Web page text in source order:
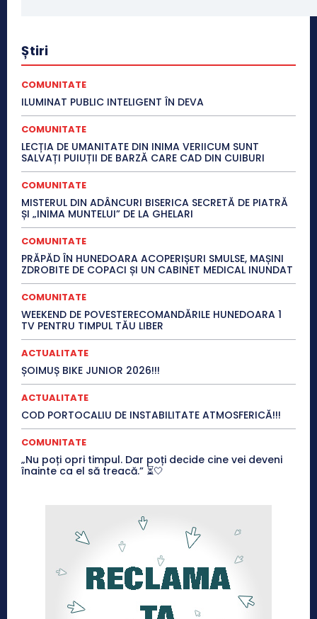
Știri
COMUNITATE
ILUMINAT PUBLIC INTELIGENT ÎN DEVA
COMUNITATE
LECȚIA DE UMANITATE DIN INIMA VERIICUM SUNT
SALVAȚI PUIUȚII DE BARZĂ CARE CAD DIN CUIBURI
COMUNITATE
MISTERUL DIN ADÂNCURI BISERICA SECRETĂ DE PIATRĂ
ȘI „INIMA MUNTELUI” DE LA GHELARI
COMUNITATE
PRĂPĂD ÎN HUNEDOARA ACOPERIȘURI SMULSE, MAȘINI
ZDROBITE DE COPACI ȘI UN CABINET MEDICAL INUNDAT
COMUNITATE
WEEKEND DE POVESTERECOMANDĂRILE HUNEDOARA 1
TV PENTRU TIMPUL TĂU LIBER
ACTUALITATE
ȘOIMUȘ BIKE JUNIOR 2026!!!
ACTUALITATE
COD PORTOCALIU DE INSTABILITATE ATMOSFERICĂ!!!
COMUNITATE
„Nu poți opri timpul. Dar poți decide cine vei deveni
înainte ca el să treacă.” ⏳🤍